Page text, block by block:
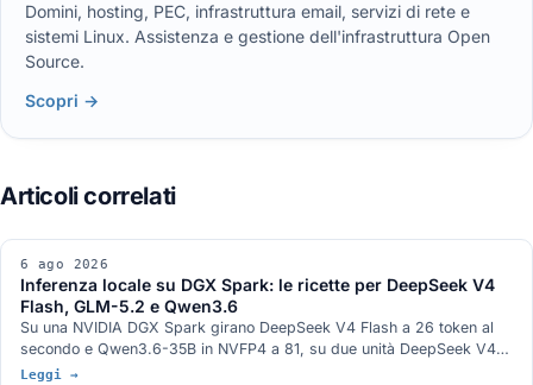
Domini, hosting, PEC, infrastruttura email, servizi di rete e
sistemi Linux. Assistenza e gestione dell'infrastruttura Open
Source.
Scopri →
6 ago 2026
Inferenza locale su DGX Spark: le ricette per DeepSeek V4
Flash, GLM-5.2 e Qwen3.6
Su una NVIDIA DGX Spark girano DeepSeek V4 Flash a 26 token al
secondo e Qwen3.6-35B in NVFP4 a 81, su due unità DeepSeek V4
Flash 0731 a 82, su tre GLM-5.2 con vision a 348k di contesto. Gli
Leggi →